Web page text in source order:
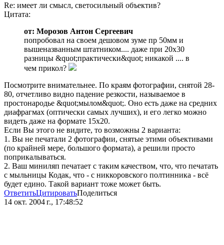
Re: имеет ли смысл, светосильный объектив?
Цитата:
от: Морозов Антон Сергеевич
попробовал на своем дешовом зуме пр 50мм и
вышеназванным штатником.... даже при 20х30
разницы &quot;практически&quot; никакой .... в
чем прикол?
Посмотрите внимательнее. По краям фотографии, снятой 28-
80, отчетливо видно падение резкости, называемое в
простонародье &quot;мылом&quot;. Оно есть даже на средних
диафрагмах (оптически самых лучших), и его легко можно
видеть даже на формате 15х20.
Если Вы этого не видите, то возможны 2 варианта:
1. Вы не печатали 2 фотографии, снятые этими объективами
(по крайней мере, большого формата), а решили просто
поприкалываться.
2. Ваш миниляп печатает с таким качеством, что, что печатать
с мыльницы Кодак, что - с никкоровского полтинника - всё
будет едино. Такой вариант тоже может быть.
ОтветитьЦитироватьПоделиться
14 окт. 2004 г., 17:48:52